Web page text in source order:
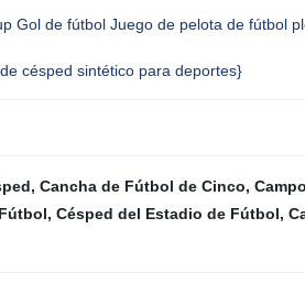
Gol de fútbol Juego de pelota de fútbol
césped sintético para deportes}
, Cancha de Fútbol de Cinco,
, Césped del Estadio de Fútbol,